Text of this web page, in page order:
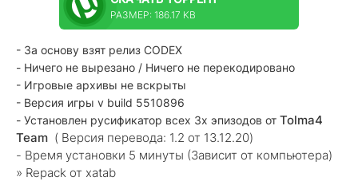
РАЗМЕР: 186.17 KB
- За основу взят релиз CODEX
- Ничего не вырезано / Ничего не перекодировано
- Игровые архивы не вскрыты
- Версия игры v build 5510896
- Установлен русификатор всех 3х эпизодов от Tolma4
Team ( Версия перевода: 1.2 от 13.12.20)
- Время установки 5 минуты (Зависит от компьютера)
» Repack от xatab